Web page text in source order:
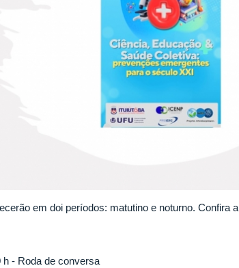
em doi períodos: matutino e noturno. Confira
h - Roda de conversa